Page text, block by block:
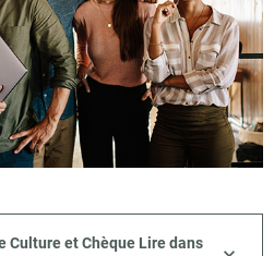
Culture et Chèque Lire dans